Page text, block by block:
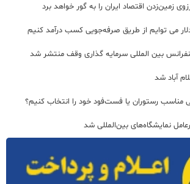
زمین‌زدن اقتصاد ایران را به گور خواهد برد
بین المللی سرمایه گذاری وقف منتشر شد
آباد شد
مناسب رستوران یا فست‌فود خود را انتخاب کنیم؟
نمایشگاه‌های بین‌المللی شد